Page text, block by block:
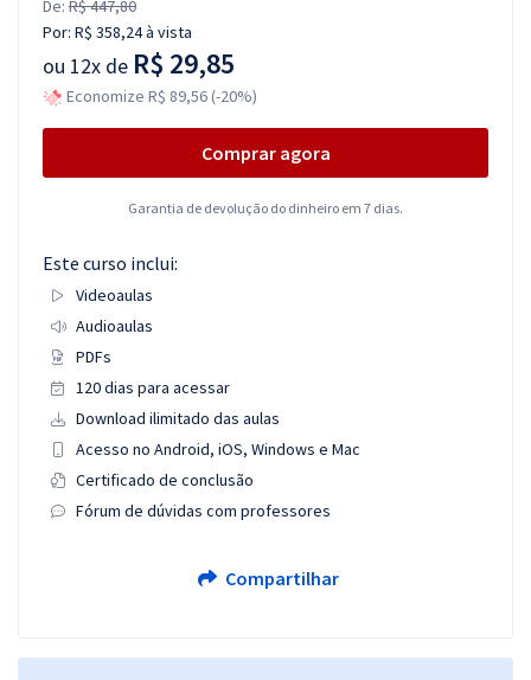
De: R$ 447,80
Por: R$ 358,24à vista
ou 12x de R$ 29,85
Economize R$ 89,56 (-20%)
Comprar agora
Garantia de devolução do dinheiro em 7 dias.
Este curso inclui:
Videoaulas
Audioaulas
PDFs
120 dias para acessar
Download ilimitado das aulas
Acesso no Android, iOS, Windows e Mac
Certificado de conclusão
Fórum de dúvidas com professores
Compartilhar